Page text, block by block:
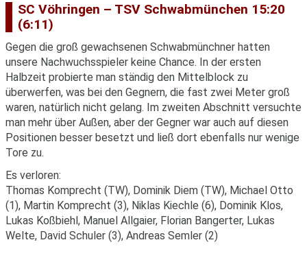
SC Vöhringen – TSV Schwabmünchen 15:20
(6:11)
Gegen die groß gewachsenen Schwabmünchner hatten
unsere Nachwuchsspieler keine Chance. In der ersten
Halbzeit probierte man ständig den Mittelblock zu
überwerfen, was bei den Gegnern, die fast zwei Meter groß
waren, natürlich nicht gelang. Im zweiten Abschnitt versuchte
man mehr über Außen, aber der Gegner war auch auf diesen
Positionen besser besetzt und ließ dort ebenfalls nur wenige
Tore zu.
Es verloren:
Thomas Komprecht (TW), Dominik Diem (TW), Michael Otto
(1), Martin Komprecht (3), Niklas Kiechle (6), Dominik Klos,
Lukas Koßbiehl, Manuel Allgaier, Florian Bangerter, Lukas
Welte, David Schuler (3), Andreas Semler (2)